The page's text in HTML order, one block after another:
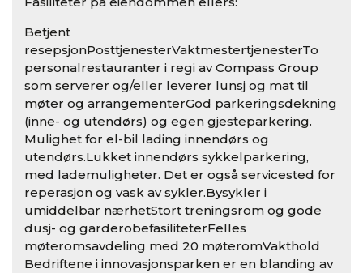
Betjent
resepsjonPosttjenesterVaktmestertjenesterTo
personalrestauranter i regi av Compass Group
som serverer og/eller leverer lunsj og mat til
møter og arrangementerGod parkeringsdekning
(inne- og utendørs) og egen gjesteparkering.
Mulighet for el-bil lading innendørs og
utendørs.Lukket innendørs sykkelparkering,
med lademuligheter. Det er også servicested for
reperasjon og vask av sykler.Bysykler i
umiddelbar nærhetStort treningsrom og gode
dusj- og garderobefasiliteterFelles
møteromsavdeling med 20 møteromVakthold
Bedriftene i innovasjonsparken er en blanding av